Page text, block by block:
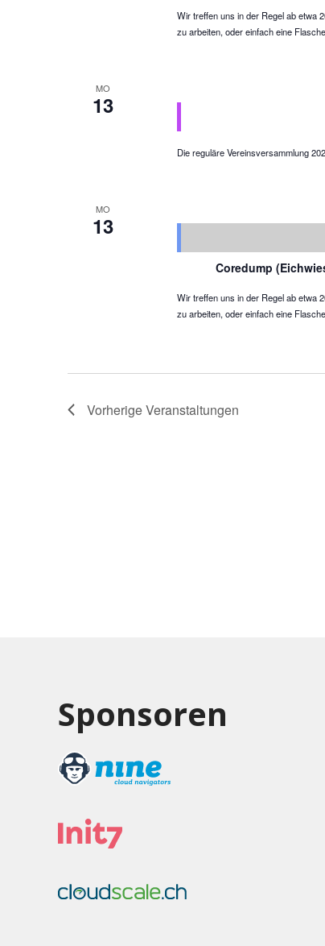
Wir treffen uns in der Regel ab etwa
zu arbeiten, oder einfach eine
MO
13
Die reguläre Vereinsversammlung
MO
13
Coredump
Wir treffen uns in der Regel ab etwa
zu arbeiten, oder einfach eine
VorherigeVeranstaltungen
Sponsoren